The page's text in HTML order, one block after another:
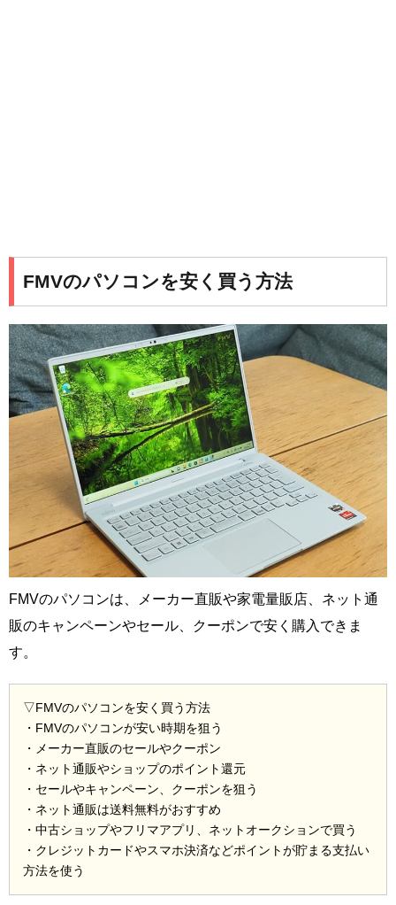
FMVのパソコンを安く買う方法
FMVのパソコンは、メーカー直販や家電量販店、ネット通
販のキャンペーンやセール、クーポンで安く購入できま
す。
▽FMVのパソコンを安く買う方法
・FMVのパソコンが安い時期を狙う
・メーカー直販のセールやクーポン
・ネット通販やショップのポイント還元
・セールやキャンペーン、クーポンを狙う
・ネット通販は送料無料がおすすめ
・中古ショップやフリマアプリ、ネットオークションで買う
・クレジットカードやスマホ決済などポイントが貯まる支払い
方法を使う